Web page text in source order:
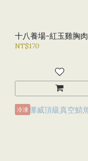
十八養場-紅玉雞胸肉
NT$170
冷凍